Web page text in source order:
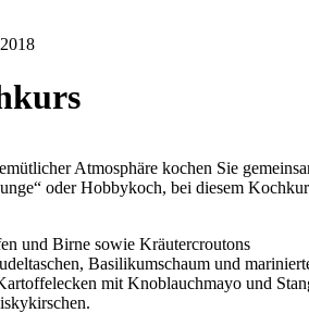
Atmosphäre kochen Sie
oder Hobbykoch, bei diesem
und Birne sowie Kräutercroutons
Basilikumschaum und
mit Knoblauchmayo und